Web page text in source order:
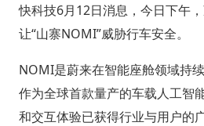
快科技6月12日消息，今日下午
让“山寨NOMI”威胁行车安全。
NOMI是蔚来在智能座舱领域持
作为全球首款量产的车载人工智
和交互体验已获得行业与用户的